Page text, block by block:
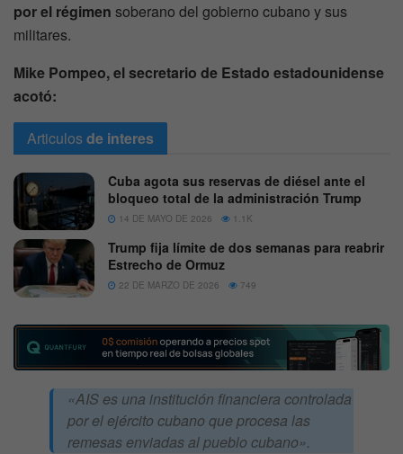
por el régimen soberano del gobierno cubano y sus
militares.
Mike Pompeo, el secretario de Estado estadounidense
acotó:
Articulosde interes
Cuba agota sus reservas de diésel ante el
bloqueo total de la administración Trump
14 DE MAYO DE 2026 1.1K
Trump fija límite de dos semanas para reabrir
Estrecho de Ormuz
22 DE MARZO DE 2026 749
«AIS es una institución financiera controlada
por el ejército cubano que procesa las
remesas enviadas al pueblo cubano».